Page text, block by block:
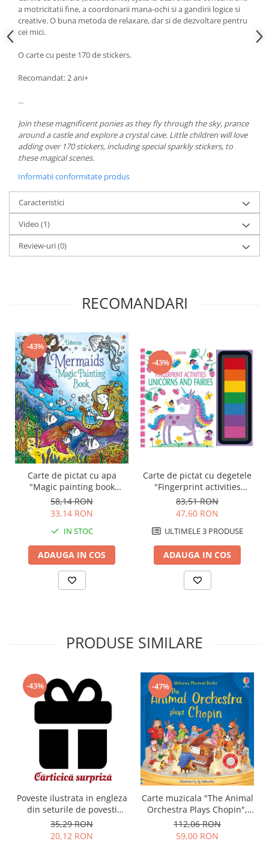
a motricitatii fine, a coordonarii mana-ochi si a gandirii logice si
creative. O buna metoda de relaxare, dar si de dezvoltare pentru
cei mici.
O carte cu peste 170 de stickers.
Recomandat: 2 ani+
...
Join these magnificent ponies as they fly through the sky, prance
around a castle and explore a crystal cave. Little children will love
adding over 170 stickers, including special sparkly stickers, to
these magical scenes.
Informatii conformitate produs
Caracteristici
Video (1)
Review-uri(0)
RECOMANDARI
-43%
Carte de pictat cu apa
"Magic painting book
Mermaids", Usborne
58,14 RON
33,14 RON
IN STOC
ADAUGA IN COS
-43%
Carte de pictat cu degetele
"Fingerprint activities
Unicorns and Fairies",
Usborne
83,51 RON
47,60 RON
ULTIMELE 3 PRODUSE
ADAUGA IN COS
PRODUSE SIMILARE
-43%
Poveste ilustrata in engleza
din seturile de povesti
Usborne
35,29 RON
20,12 RON
-47%
Carte muzicala "The Animal
Orchestra Plays Chopin",
cartonata, Usborne
112,06 RON
59,00 RON